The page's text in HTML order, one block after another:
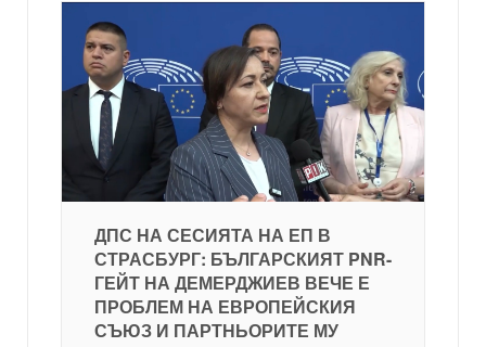
ДПС НА СЕСИЯТА НА ЕП В
СТРАСБУРГ: БЪЛГАРСКИЯТ PNR-
ГЕЙТ НА ДЕМЕРДЖИЕВ ВЕЧЕ Е
ПРОБЛЕМ НА ЕВРОПЕЙСКИЯ
СЪЮЗ И ПАРТНЬОРИТЕ МУ